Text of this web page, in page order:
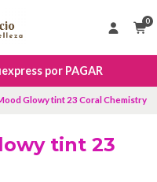
0
por PAGAR
Glowy tint 23 Coral Chemistry
tint 23